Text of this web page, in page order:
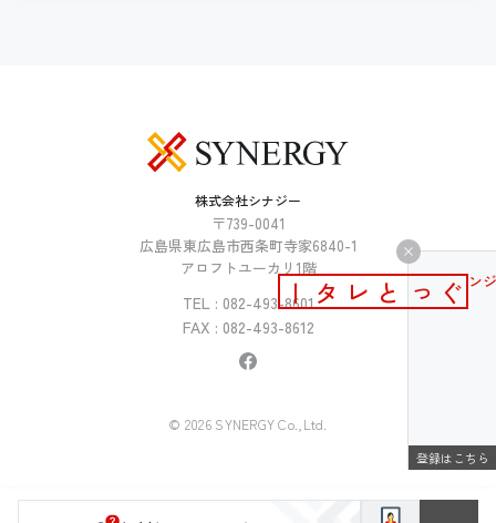
株式会社シナジー
〒739-0041
広島県東広島市西条町寺家6840-1
アロフトユーカリ1階
TEL : 082-493-8601
FAX : 082-493-8612
© 2026 SYNERGY Co.,Ltd.
メールマガジン
ぐっとレター
登録はこちら